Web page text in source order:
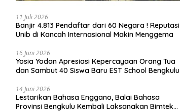
11 Juli 2026
Banjir 4.813 Pendaftar dari 60 Negara ! Reputasi
Unib di Kancah Internasional Makin Menggema
16 Juni 2026
‎Yosia Yodan Apresiasi Kepercayaan Orang Tua
dan Sambut 40 Siswa Baru EST School Bengkulu
14 Juni 2026
Lestarikan Bahasa Enggano, Balai Bahasa
Provinsi Bengkulu Kembali Laksanakan Bimtek